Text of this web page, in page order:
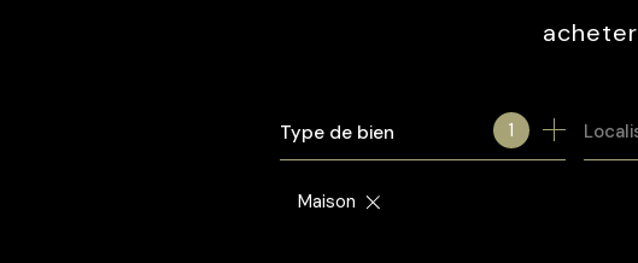
acheter
de l'ancien
Type de bien 1
Maison